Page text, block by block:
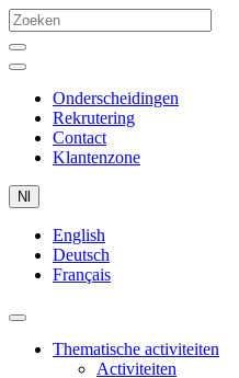
Onderscheidingen
Rekrutering
Contact
Klantenzone
Nl
English
Deutsch
Français
Thematische activiteiten
Activiteiten